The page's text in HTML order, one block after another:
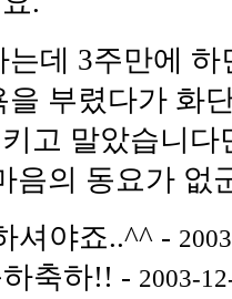
데 3주만에
부렸다가 화
고 말았습니다
음의 동요가 없
셔야죠..^^ -
축하!! - 2003-